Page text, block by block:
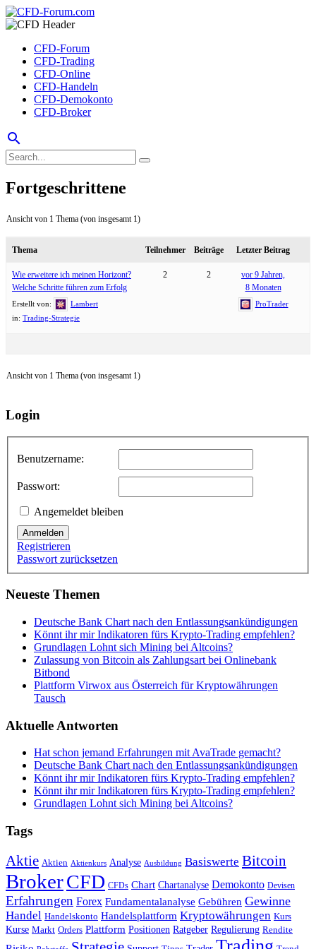
CFD-Forum
CFD-Trading
CFD-Online
CFD-Handeln
CFD-Demokonto
CFD-Broker
search
Fortgeschrittene
Ansicht von 1 Thema (von insgesamt 1)
Thema Teilnehmer Beiträge Letzter Beitrag
Wie erweitere ich meinen Horizont?
Welche Schritte führen zum Erfolg
Erstellt von:
Lambert
in: Trading-Strategie
2 2
vor 9 Jahren,
8 Monaten
ProTrader
Ansicht von 1 Thema (von insgesamt 1)
Login
Benutzername:
Passwort:
Angemeldet bleiben
Anmelden
Registrieren
Passwort zurücksetzen
Neueste Themen
Deutsche Bank Chart nach den Entlassungsankündigungen
Könnt ihr mir Indikatoren fürs Krypto-Trading empfehlen?
Grundlagen Lohnt sich Mining bei Altcoins?
Zulassung von Bitcoin als Zahlungsart bei Onlinebank
Bitbond
Plattform Virwox aus Österreich für Kryptowährungen
Tausch
Aktuelle Antworten
Hat schon jemand Erfahrungen mit AvaTrade gemacht?
Deutsche Bank Chart nach den Entlassungsankündigungen
Könnt ihr mir Indikatoren fürs Krypto-Trading empfehlen?
Könnt ihr mir Indikatoren fürs Krypto-Trading empfehlen?
Grundlagen Lohnt sich Mining bei Altcoins?
Tags
Aktie Aktien Aktienkurs Analyse Ausbildung Basiswerte Bitcoin
BrokerCFD CFDs Chart Chartanalyse Demokonto Devisen
Erfahrungen Forex Fundamentalanalyse Gebühren Gewinne
Handel Handelskonto Handelsplattform Kryptowährungen Kurs
Kurse Markt Orders Plattform Positionen Ratgeber Regulierung Rendite